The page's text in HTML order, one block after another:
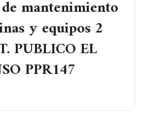
mantenimiento
y equipos 2
PUBLICO EL
PPR147